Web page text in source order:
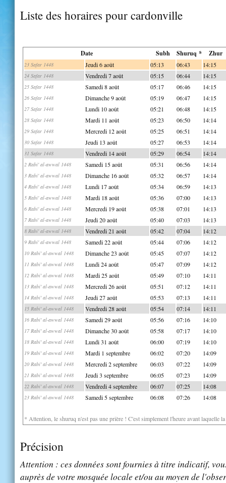
Liste des horaires pour cardonville
Date Subh Shuruq * Zhur
23 Safar 1448 Jeudi 6 août 05:13 06:43 14:15
24 Safar 1448 Vendredi 7 août 05:15 06:44 14:15
25 Safar 1448 Samedi 8 août 05:17 06:46 14:15
26 Safar 1448 Dimanche 9 août 05:19 06:47 14:15
27 Safar 1448 Lundi 10 août 05:21 06:48 14:15
28 Safar 1448 Mardi 11 août 05:23 06:50 14:14
29 Safar 1448 Mercredi 12 août 05:25 06:51 14:14
30 Safar 1448 Jeudi 13 août 05:27 06:53 14:14
31 Safar 1448 Vendredi 14 août 05:29 06:54 14:14
2 Rabi' al-awwal 1448 Samedi 15 août 05:31 06:56 14:14
3 Rabi' al-awwal 1448 Dimanche 16 août 05:32 06:57 14:14
4 Rabi' al-awwal 1448 Lundi 17 août 05:34 06:59 14:13
5 Rabi' al-awwal 1448 Mardi 18 août 05:36 07:00 14:13
6 Rabi' al-awwal 1448 Mercredi 19 août 05:38 07:01 14:13
7 Rabi' al-awwal 1448 Jeudi 20 août 05:40 07:03 14:13
8 Rabi' al-awwal 1448 Vendredi 21 août 05:42 07:04 14:12
9 Rabi' al-awwal 1448 Samedi 22 août 05:44 07:06 14:12
10 Rabi' al-awwal 1448 Dimanche 23 août 05:45 07:07 14:12
11 Rabi' al-awwal 1448 Lundi 24 août 05:47 07:09 14:12
12 Rabi' al-awwal 1448 Mardi 25 août 05:49 07:10 14:11
13 Rabi' al-awwal 1448 Mercredi 26 août 05:51 07:12 14:11
14 Rabi' al-awwal 1448 Jeudi 27 août 05:53 07:13 14:11
15 Rabi' al-awwal 1448 Vendredi 28 août 05:54 07:14 14:11
16 Rabi' al-awwal 1448 Samedi 29 août 05:56 07:16 14:10
17 Rabi' al-awwal 1448 Dimanche 30 août 05:58 07:17 14:10
18 Rabi' al-awwal 1448 Lundi 31 août 06:00 07:19 14:10
19 Rabi' al-awwal 1448 Mardi 1 septembre 06:02 07:20 14:09
20 Rabi' al-awwal 1448 Mercredi 2 septembre 06:03 07:22 14:09
21 Rabi' al-awwal 1448 Jeudi 3 septembre 06:05 07:23 14:09
22 Rabi' al-awwal 1448 Vendredi 4 septembre 06:07 07:25 14:08
23 Rabi' al-awwal 1448 Samedi 5 septembre 06:08 07:26 14:08
* Attention, le shuruq n'est pas une prière ! C'est simplement l'heure avant laquelle
Précision
Attention : ces données sont fournies à titre indicatif,
auprès de votre mosquée locale et/ou au moyen de